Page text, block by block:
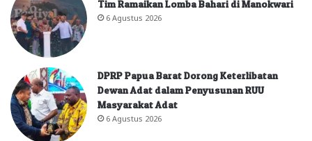
Tim Ramaikan Lomba Bahari di Manokwari
6 Agustus 2026
DPRP Papua Barat Dorong Keterlibatan
Dewan Adat dalam Penyusunan RUU
Masyarakat Adat
6 Agustus 2026